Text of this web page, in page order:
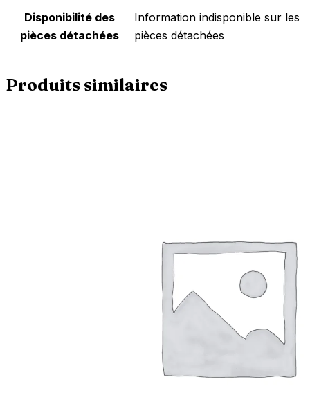
Disponibilité des
pièces détachées
‎Information indisponible sur les
pièces détachées
Produits similaires